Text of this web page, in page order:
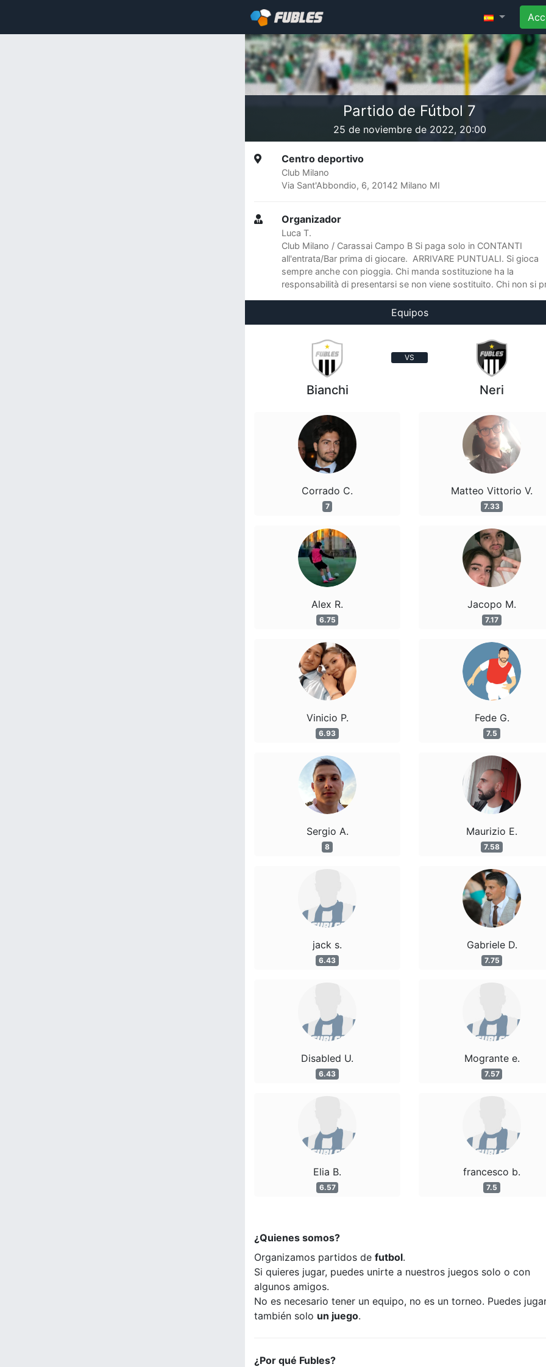
Partido de Fútbol 7
25 de noviembre de 2022, 20:00
Centro deportivo
Club Milano
Via Sant'Abbondio, 6, 20142 Milano MI
Organizador
Luca T.
Club Milano / Carassai Campo B Si paga solo in CONTANTI
all'entrata/Bar prima di giocare. ARRIVARE PUNTUALI. Si gioca
sempre anche con pioggia. Chi manda sostituzione ha la
responsabilità di presentarsi se non viene sostituito. Chi non si
Equipos
VS
Bianchi
Corrado C.
7
Alex R.
6.75
Vinicio P.
6.93
Sergio A.
8
jack s.
6.43
Disabled U.
6.43
Elia B.
6.57
Neri
Matteo Vittorio V.
7.33
Jacopo M.
7.17
Fede G.
7.5
Maurizio E.
7.58
Gabriele D.
7.75
Mogrante e.
7.57
francesco b.
7.5
¿Quienes somos?
Organizamos partidos de futbol.
Si quieres jugar, puedes unirte a nuestros juegos solo o con
algunos amigos.
No es necesario tener un equipo, no es un torneo. Puedes
también solo un juego.
¿Por qué Fubles?